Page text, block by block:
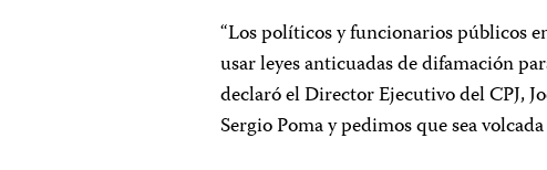
“Los políticos y funcionarios públicos
usar leyes anticuadas de difamación
declaró el Director Ejecutivo del CPJ,
Sergio Poma y pedimos que sea